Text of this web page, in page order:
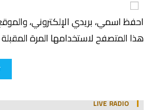
احفظ اسمي، بريدي الإلكتروني،
هذا المتصفح لاستخدامها المرة
LIVE RADIO